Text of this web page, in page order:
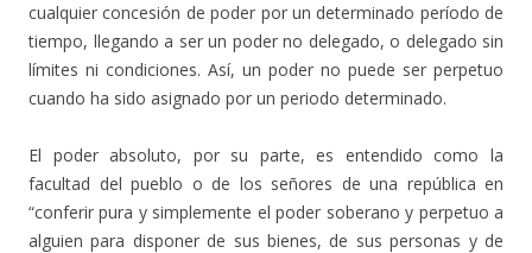
cualquier concesión de poder por un determinado período de
tiempo, llegando a ser un poder no delegado, o delegado sin
límites ni condiciones. Así, un poder no puede ser perpetuo
cuando ha sido asignado por un periodo determinado.
El poder absoluto, por su parte, es entendido como la
facultad del pueblo o de los señores de una república en
“conferir pura y simplemente el poder soberano y perpetuo a
alguien para disponer de sus bienes, de sus personas y de